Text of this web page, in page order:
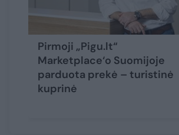
Pirmoji „Pigu.lt“
Marketplace‘o Suomijoje
parduota prekė – turistinė
kuprinė